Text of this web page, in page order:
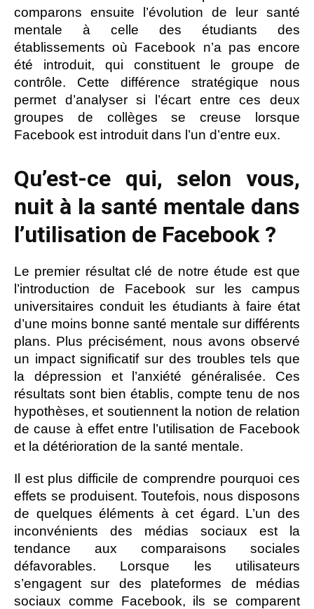
comparons ensuite l’évolution de leur santé
mentale à celle des étudiants des
établissements où Facebook n’a pas encore
été introduit, qui constituent le groupe de
contrôle. Cette différence stratégique nous
permet d’analyser si l’écart entre ces deux
groupes de collèges se creuse lorsque
Facebook est introduit dans l’un d’entre eux.
Qu’est-ce qui, selon vous,
nuit à la santé mentale dans
l’utilisation de Facebook ?
Le premier résultat clé de notre étude est que
l’introduction de Facebook sur les campus
universitaires conduit les étudiants à faire état
d’une moins bonne santé mentale sur différents
plans. Plus précisément, nous avons observé
un impact significatif sur des troubles tels que
la dépression et l’anxiété généralisée. Ces
résultats sont bien établis, compte tenu de nos
hypothèses, et soutiennent la notion de relation
de cause à effet entre l’utilisation de Facebook
et la détérioration de la santé mentale.
Il est plus difficile de comprendre pourquoi ces
effets se produisent. Toutefois, nous disposons
de quelques éléments à cet égard. L’un des
inconvénients des médias sociaux est la
tendance aux comparaisons sociales
défavorables. Lorsque les utilisateurs
s’engagent sur des plateformes de médias
sociaux comme Facebook, ils se comparent